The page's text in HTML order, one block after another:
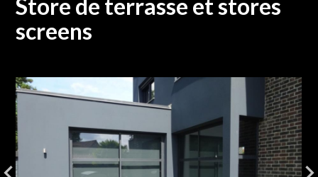
Store de terrasse et stores
screens